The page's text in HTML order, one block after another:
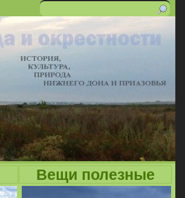
Форма
поиска
Поиск
Вещи полезные